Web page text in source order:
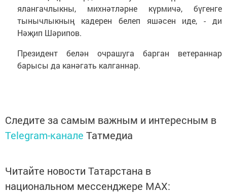
ялангачлыкны, михнәтләрне күрмичә, бүгенге
тынычлыкның кадерен белеп яшәсен иде, - ди
Нәҗип Шәрипов.
Президент белән очрашуга барган ветераннар
барысы да канәгать калганнар.
Следите за самым важным и интересным в
Telegram-канале Татмедиа
Читайте новости Татарстана в
национальном мессенджере MАХ: